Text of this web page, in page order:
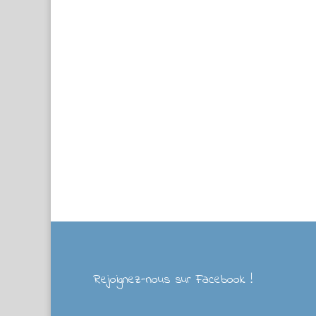
Rejoignez-nous sur Facebook !